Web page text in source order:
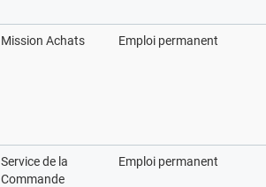
Mission Achats Emploi permanent
Service de la
Commande
Emploi permanent